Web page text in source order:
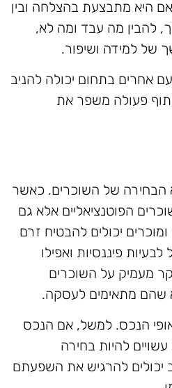
אם היא מתבצעת בהצלחה ובין
להבין מה עבד ומה לא,
של למידה ושיפור.
אחרים בתחום יכולה להניב
פעולה משפר את
הבחירה של השוכרים. כאשר
הפוטנציאליים אלא גם
יכולים להבטיח זרם
פיננסיות ואפילו
מעמיק על השוכרים
שהם מתאימים לעסקה.
הנכס. למשל, אם הנכס
להיות בחירה
יכולים להרגיש את השפעתם